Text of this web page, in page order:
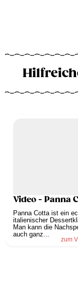
Video - Panna
Panna Cotta ist ein
italienischer
Man kann die
auch ganz...
zum